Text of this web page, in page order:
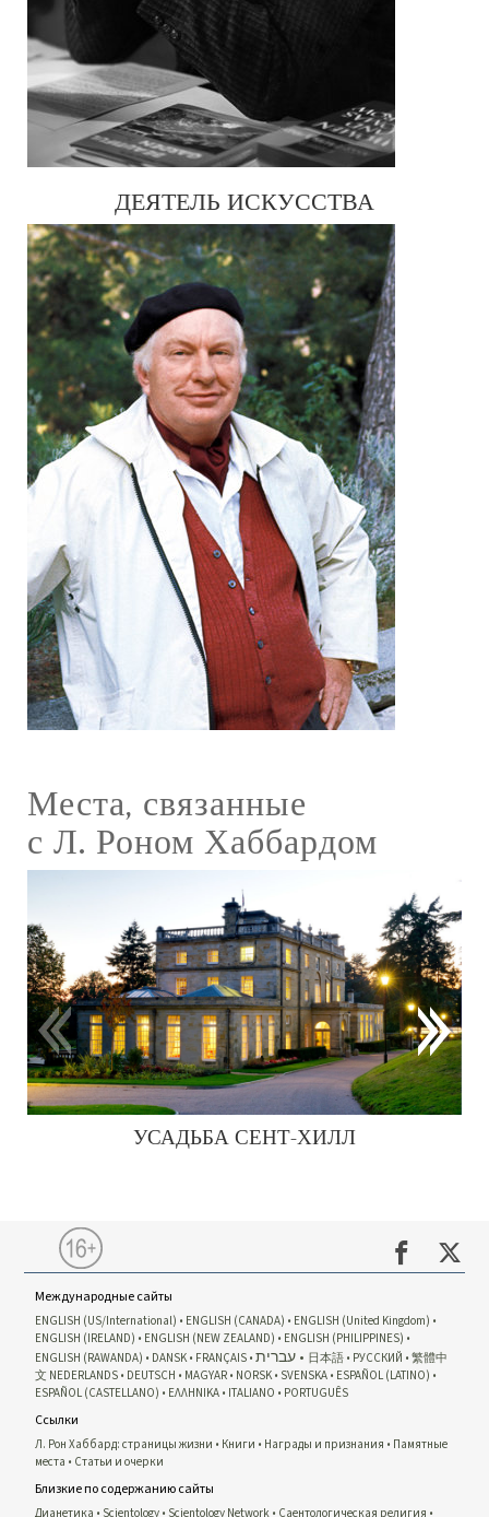
ДЕЯТЕЛЬ ИСКУССТВА
Места, связанные
с Л. Роном Хаббардом
УСАДЬБА СЕНТ-ХИЛЛ
Международные сайты
ENGLISH (US/International) ENGLISH (CANADA)
ENGLISH (United Kingdom)
ENGLISH (IRELAND)
ENGLISH (NEW ZEALAND)
ENGLISH (PHILIPPINES)
ENGLISH (RAWANDA)
DANSK FRANÇAIS עברית 日本語 РУССКИЙ
繁體中
文 NEDERLANDS DEUTSCH MAGYAR NORSK SVENSKA ESPAÑOL (LATINO)
ESPAÑOL (CASTELLANO)
ΕΛΛΗΝΙΚA ITALIANO PORTUGUÊS
Ссылки
Л. Рон Хаббард: страницы жизни Книги Награды и признания
Памятные
места
Статьи и очерки
Близкие по содержанию сайты
Дианетика Scientology Scientology Network Саентологическая религия